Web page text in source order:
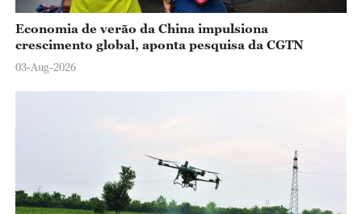
Economia de verão da China impulsiona
crescimento global, aponta pesquisa da CGTN
03-Aug-2026